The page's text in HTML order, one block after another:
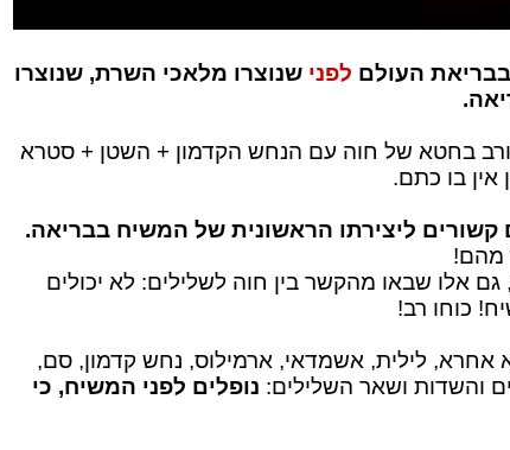
בבריאת העולם לפני שנוצרו מלאכי השרת, שנוצרו
בחטא של חוה עם הנחש הקדמון + השטן + סטרא
בו כתם.
קשורים ליצירתו הראשונית של המשיח בבריאה.
מהם!
אלו שבאו מהקשר בין חוה לשלילים: לא יכולים
כוחו רב!
אחרא, לילית, אשמדאי, ארמילוס, נחש קדמון, סם,
והשדות ושאר השלילים: נופלים לפני המשיח, כי